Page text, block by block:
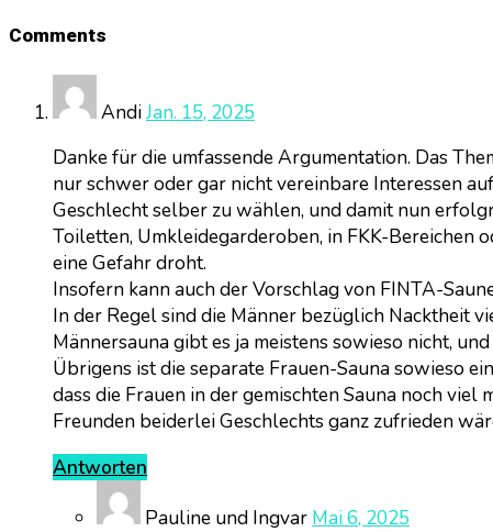
Comments
AndiJan. 15, 2025
Danke für die umfassende Argumentation. Das
nur schwer oder gar nicht vereinbare Interessen
Geschlecht selber zu wählen, und damit nun
Toiletten, Umkleidegarderoben, in FKK-Bereichen
eine Gefahr droht.
Insofern kann auch der Vorschlag von FINTA-
In der Regel sind die Männer bezüglich Nacktheit
Männersauna gibt es ja meistens sowieso nicht,
Übrigens ist die separate Frauen-Sauna sowieso
dass die Frauen in der gemischten Sauna noch
Freunden beiderlei Geschlechts ganz zufrieden
Antworten
Pauline und Ingvar Mai 6, 2025